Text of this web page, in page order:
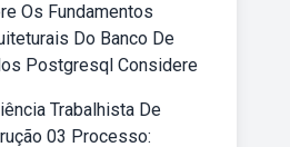
Os Fundamentos
Do Banco De
Postgresql Considere
Trabalhista De
03 Processo: